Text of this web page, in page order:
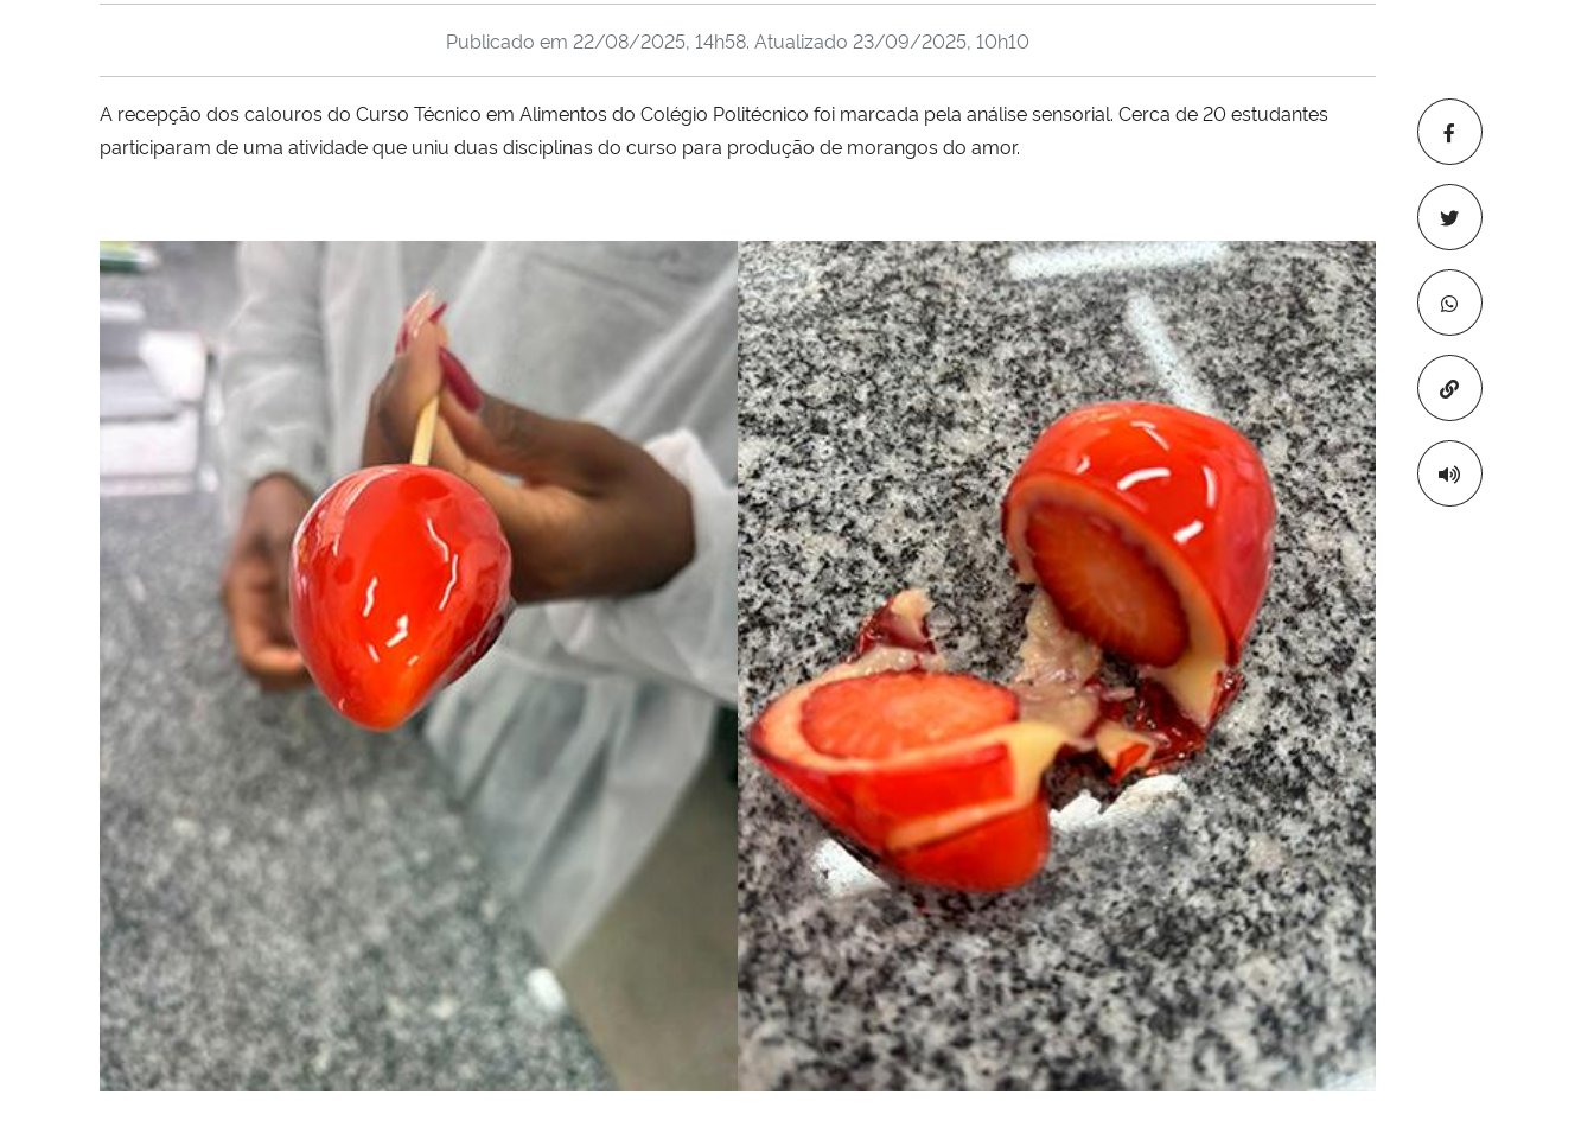
Copiar para
Publicado em 22/08/2025, 14h58. Atualizado 23/09/2025, 10h10
A recepção dos calouros do Curso Técnico em Alimentos do Colégio Politécnico foi marcada pela análise sensorial. Cerca de 20 estudantes
participaram de uma atividade que uniu duas disciplinas do curso para produção de morangos do amor.